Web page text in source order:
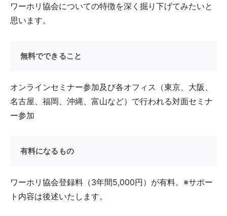
ワーホリ協会についての特徴を深く掘り下げてみたいと
思います。
無料でできること
オンラインセミナー参加及び各オフィス（東京、大阪、
名古屋、福岡、沖縄、富山など）で行われる対面セミナ
ー参加
有料になるもの
ワーホリ協会登録料（3年間5,000円）が有料。※サポー
ト内容は後述いたします。